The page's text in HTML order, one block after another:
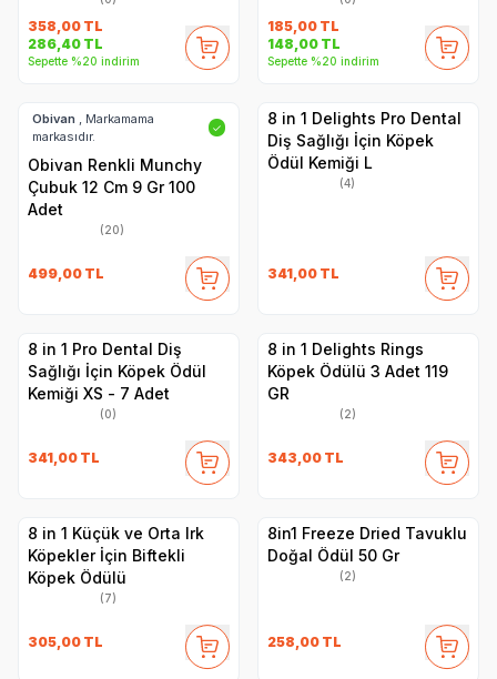
358,00 TL
286,40 TL
Sepette %20 indirim
185,00 TL
148,00 TL
Sepette %20 indirim
Obivan , Markamama
markasıdır.
✓
Obivan Renkli Munchy
Çubuk 12 Cm 9 Gr 100
Adet
(20)
499,00 TL
8 in 1 Delights Pro Dental
Diş Sağlığı İçin Köpek
Ödül Kemiği L
(4)
341,00 TL
8 in 1 Pro Dental Diş
Sağlığı İçin Köpek Ödül
Kemiği XS - 7 Adet
(0)
341,00 TL
8 in 1 Delights Rings
Köpek Ödülü 3 Adet 119
GR
(2)
343,00 TL
8 in 1 Küçük ve Orta Irk
Köpekler İçin Biftekli
Köpek Ödülü
(7)
305,00 TL
8in1 Freeze Dried Tavuklu
Doğal Ödül 50 Gr
(2)
258,00 TL